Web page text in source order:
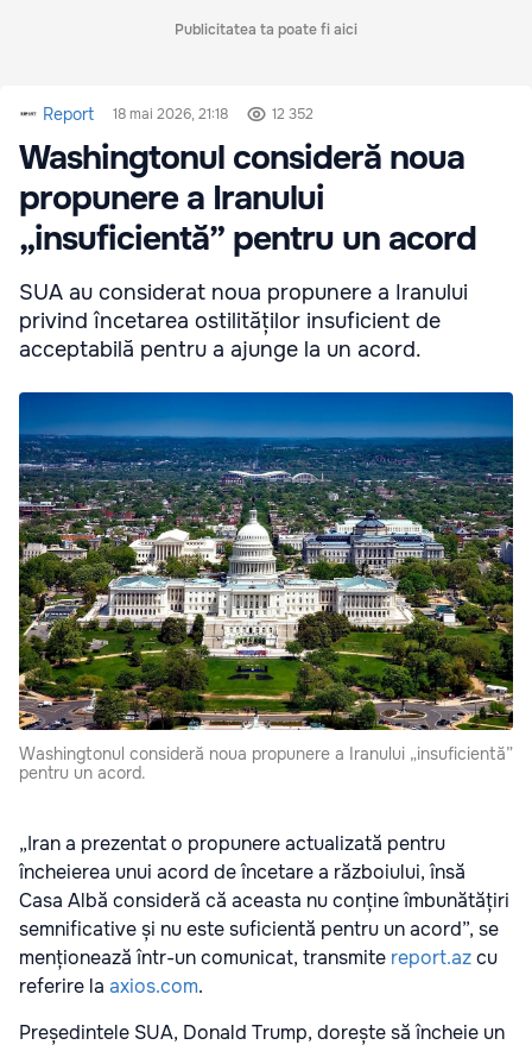
Publicitatea ta poate fi aici
Report 18 mai 2026, 21:18 12 352
Washingtonul consideră noua
propunere a Iranului
„insuficientă” pentru un acord
SUA au considerat noua propunere a Iranului
privind încetarea ostilităților insuficient de
acceptabilă pentru a ajunge la un acord.
Washingtonul consideră noua propunere a Iranului „insuficientă”
pentru un acord.
„Iran a prezentat o propunere actualizată pentru
încheierea unui acord de încetare a războiului, însă
Casa Albă consideră că aceasta nu conține îmbunătățiri
semnificative și nu este suficientă pentru un acord”, se
menționează într-un comunicat, transmite report.azcu
referire la axios.com.
Președintele SUA, Donald Trump, dorește să încheie un